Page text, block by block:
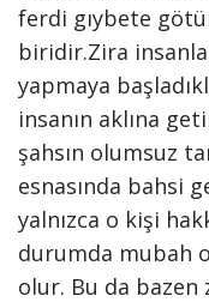
ferdi gıybete
biridir.Zira
yapmaya
insanın aklına
şahsın olumsuz
esnasında bahsi
yalnızca o kişi
durumda mubah
olur. Bu da bazen